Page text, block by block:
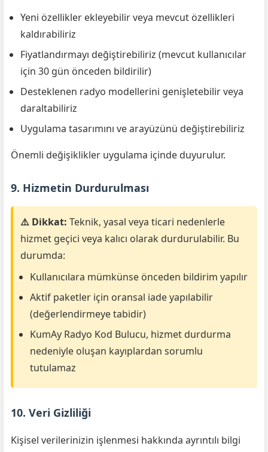
Yeni özellikler ekleyebilir veya mevcut özellikleri
kaldırabiliriz
Fiyatlandırmayı değiştirebiliriz (mevcut kullanıcılar
için 30 gün önceden bildirilir)
Desteklenen radyo modellerini genişletebilir veya
daraltabiliriz
Uygulama tasarımını ve arayüzünü değiştirebiliriz
Önemli değişiklikler uygulama içinde duyurulur.
9. Hizmetin Durdurulması
⚠️ Dikkat: Teknik, yasal veya ticari nedenlerle
hizmet geçici veya kalıcı olarak durdurulabilir. Bu
durumda:
Kullanıcılara mümkünse önceden bildirim yapılır
Aktif paketler için oransal iade yapılabilir
(değerlendirmeye tabidir)
KumAy Radyo Kod Bulucu, hizmet durdurma
nedeniyle oluşan kayıplardan sorumlu
tutulamaz
10. Veri Gizliliği
Kişisel verilerinizin işlenmesi hakkında ayrıntılı bilgi